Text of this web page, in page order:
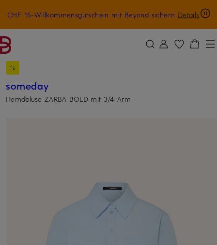
ZUM HAUPTINHALT ÜBERSPRINGEN ZUM SUCHFELD ÜBERSPRINGEN
CHF 15-Willkommensgutschein mit Beyond sichern Details
someday
Hemdbluse ZARBA BOLD mit 3/4-Arm